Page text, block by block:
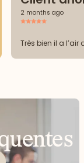
2 months ago
Très bien il a l’air